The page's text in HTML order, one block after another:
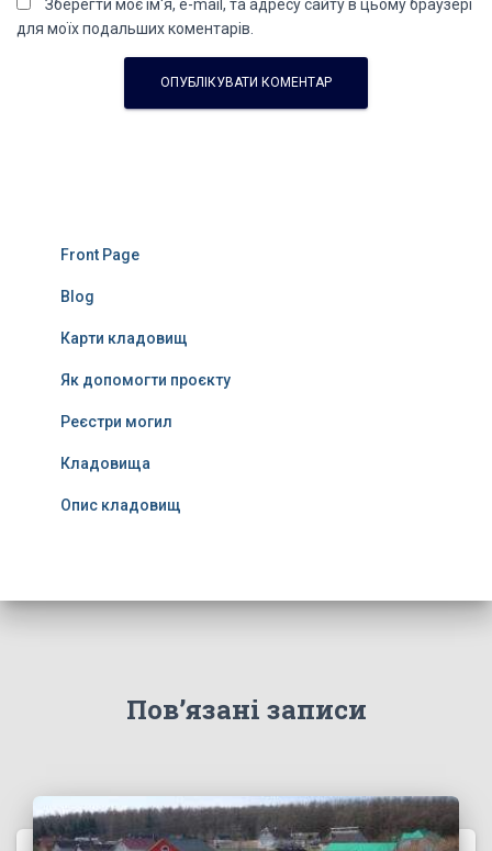
Зберегти моє ім'я, e-mail, та адресу сайту в цьому браузері
для моїх подальших коментарів.
Front Page
Blog
Карти кладовищ
Як допомогти проєкту
Реєстри могил
Кладовища
Опис кладовищ
Пов’язані записи